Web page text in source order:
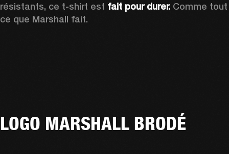
résistants, ce t-shirt est fait pour durer. Comme tout
ce que Marshall fait.
LOGO MARSHALL BRODÉ